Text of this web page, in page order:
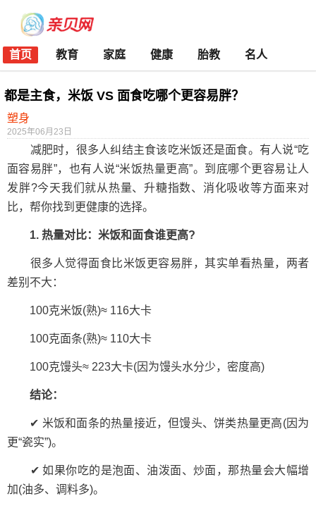
首页 教育 家庭 健康 胎教 名人
都是主食，米饭 VS 面食吃哪个更容易胖？
塑身
2025年06月23日
减肥时，很多人纠结主食该吃米饭还是面食。有人说“吃
面容易胖”，也有人说“米饭热量更高”。到底哪个更容易让人
发胖?今天我们就从热量、升糖指数、消化吸收等方面来对
比，帮你找到更健康的选择。
1. 热量对比：米饭和面食谁更高?
很多人觉得面食比米饭更容易胖，其实单看热量，两者
差别不大：
100克米饭(熟)≈ 116大卡
100克面条(熟)≈ 110大卡
100克馒头≈ 223大卡(因为馒头水分少，密度高)
结论：
✔ 米饭和面条的热量接近，但馒头、饼类热量更高(因为
更“瓷实”)。
✔ 如果你吃的是泡面、油泼面、炒面，那热量会大幅增
加(油多、调料多)。